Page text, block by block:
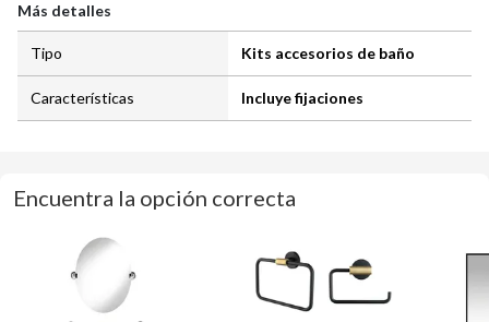
Más detalles
Tipo Kits accesorios de baño
Características Incluye fijaciones
Encuentra la opción correcta